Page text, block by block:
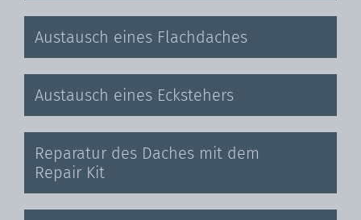
Austausch eines Flachdaches
Austausch eines Eckstehers
Reparatur des Daches mit dem
Repair Kit